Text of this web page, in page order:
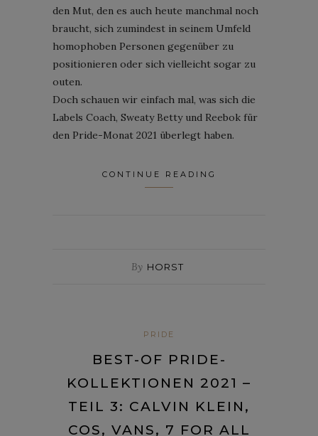
den Mut, den es auch heute manchmal noch
braucht, sich zumindest in seinem Umfeld
homophoben Personen gegenüber zu
positionieren oder sich vielleicht sogar zu
outen.
Doch schauen wir einfach mal, was sich die
Labels Coach, Sweaty Betty und Reebok für
den Pride-Monat 2021 überlegt haben.
CONTINUE READING
By HORST
PRIDE
BEST-OF PRIDE-
KOLLEKTIONEN 2021 –
TEIL 3: CALVIN KLEIN,
COS, VANS, 7 FOR ALL